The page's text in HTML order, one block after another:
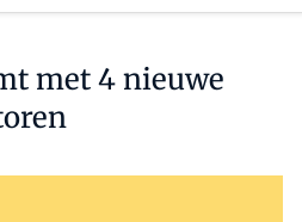
met 4 nieuwe